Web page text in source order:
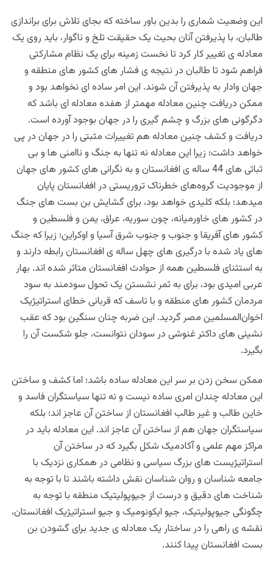
این وضعیت شماری را بدین باور ساخته که بجای تلاش برای براندازی
طالبان، با پذیرفتن آنان بحیث یک حقیقت تلخ و ناگوار، باید روی یک
معادله ی تغییر کار کرد تا نخست زمینه برای یک نظام مشارکتی
فراهم شود تا طالبان در نتیجه ی فشار های کشور های منطقه و
جهان وادار به پذیرفتن آن شوند. این امر ساده ای نخواهد بود و
ممکن دریافت چنین معادله مهمتر از هفده معادله ای باشد که
دگرگونی های بزرگ و چشم گیری را در جهان بوجود آورده است.
دریافت و کشف چنین معادله هم تغییرات مثبتی را در جهان در پی
خواهد داشت؛ زیرا این معادله نه تنها به جنگ و ناامنی ها و بی
ثباتی های 44 ساله ی افغانستان و به نگرانی های کشور های جهان
از موجودیت گروه‌های خطرناک تروریستی در افغانستان پایان
میدهد؛ بلکه کلیدی خواهد بود، برای گشایش بن بست های جنگ
در کشور های خاورمیانه، چون سوریه، عراق، یمن و فلسطین و
کشور های آفريقا و جنوب و جنوب شرق آسیا و اوکراین؛ زیرا که جنگ
های یاد شده با درگیری های چهل ساله ی افغانستان رابطه دارند و
به استثنای فلسطین همه از حوادث افغانستان متاثر شده اند. بهار
عربی امیدی بود، برای به ثمر نشستن یک تحول سودمند به سود
مردمان کشور های منطقه و با تاسف که قربانی خطای استراتیژیک
اخوان‌المسلمین مصر گردید. این ضربه چنان سنگین بود که عقب
نشینی های داکتر غنوشی در سودان نتوانست، جلو شکست آن را
بگیرد.
ممکن سخن زدن بر سر این معادله ساده باشد؛ اما کشف و ساختن
این معادله چندان امری ساده نیست و نه تنها سیاستگران فاسد و
خاین طالب و غیر طالب افغانستان از ساختن آن عاجز اند؛ بلکه
سیاستگران جهان هم از ساختن آن عاجز اند. این معادله باید در
مراکز مهم علمی و آکادمیک شکل بگیرد که در ساختن آن
استراتیژیست های بزرگ سیاسی و نظامی در همکاری نزدیک با
جامعه شناسان و روان شناسان نقش داشته باشند تا با توجه به
شناخت های دقیق و درست از جیوپولیتیک منطقه با توجه به
چگونگی جیوپولیتیک، جیو ایکونومیک و جیو استراتیژیک افغانستان،
نقشه ی راهی را در ساختار یک معادله ی جدید برای گشودن بن
بست افغانستان پیدا کنند.